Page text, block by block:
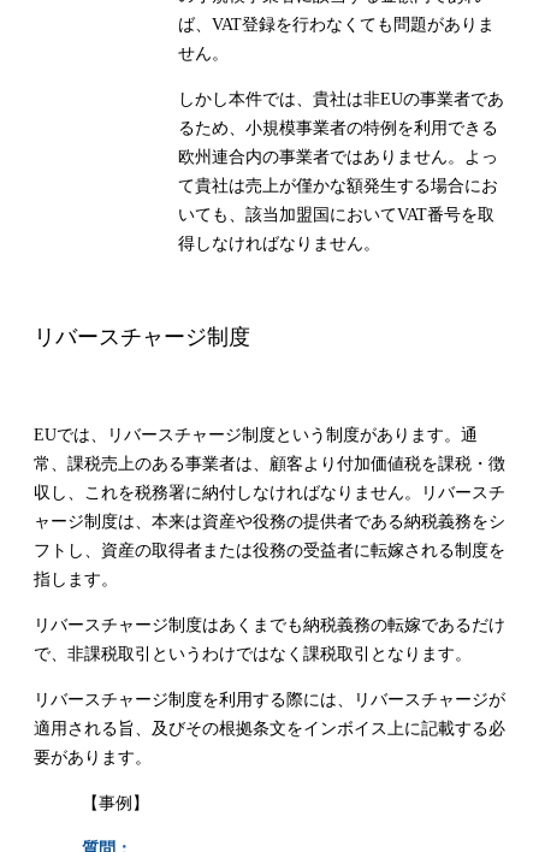
ば、VAT登録を行わなくても問題がありま
せん。
しかし本件では、貴社は非EUの事業者であ
るため、小規模事業者の特例を利用できる
欧州連合内の事業者ではありません。よっ
て貴社は売上が僅かな額発生する場合にお
いても、該当加盟国においてVAT番号を取
得しなければなりません。
リバースチャージ制度
EUでは、リバースチャージ制度という制度があります。通
常、課税売上のある事業者は、顧客より付加価値税を課税・徴
収し、これを税務署に納付しなければなりません。リバースチ
ャージ制度は、本来は資産や役務の提供者である納税義務をシ
フトし、資産の取得者または役務の受益者に転嫁される制度を
指します。
リバースチャージ制度はあくまでも納税義務の転嫁であるだけ
で、非課税取引というわけではなく課税取引となります。
リバースチャージ制度を利用する際には、リバースチャージが
適用される旨、及びその根拠条文をインボイス上に記載する必
要があります。
【事例】